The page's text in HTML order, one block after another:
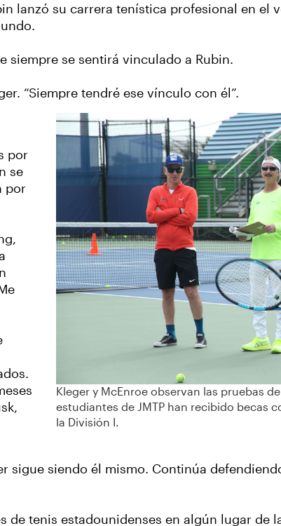
lanzó su carrera tenística profesional en el
siempre se sentirá vinculado a Rubin.
“Siempre tendré ese vínculo con él”.
por
se
por
Kleger y McEnroe observan las pruebas
estudiantes de JMTP han recibido becas
la División I.
sigue siendo él mismo. Continúa
de tenis estadounidenses en algún lugar de